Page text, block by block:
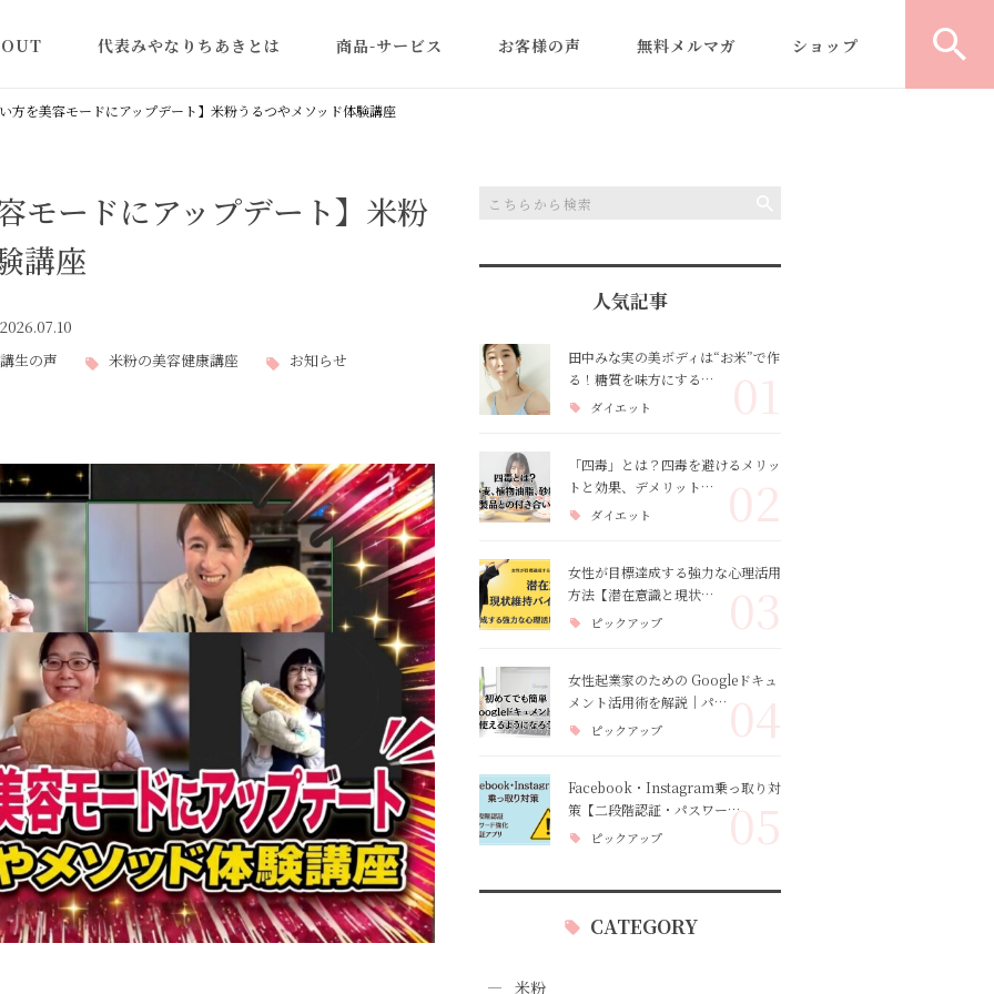
代表みやなりちあきとは
認定講師一覧
商品-サービス
米粉の美容と健康講座｜
型よりふくらむ米粉食パ
教室ビジネス集客アカデ
お客様の声
教室運営/開業コンサルテ
米粉商品・レシピ開発
ヘルシー米粉パン認定講
師養成講座
無料メルマガ ショップ
方を美容モードにアップデート】米粉うるつやメソッド体験講座
モードにアップデート】米粉
講座
生の声
米粉の美容健康講座 お知らせ
人気記事
田中みな実の美ボディは“お米”で作
る！糖質を味方にする…
ダイエット 01
「四毒」とは？四毒を避けるメリッ
トと効果、デメリット…
ダイエット 02
女性が目標達成する強力な心理活用
方法【潜在意識と現状…
ピックアップ 03
女性起業家のための Googleドキュ
メント活用術を解説｜パ…
ピックアップ 04
Facebook・Instagram乗っ取り対
策【二段階認証・パスワー…
ピックアップ 05
CATEGORY
米粉